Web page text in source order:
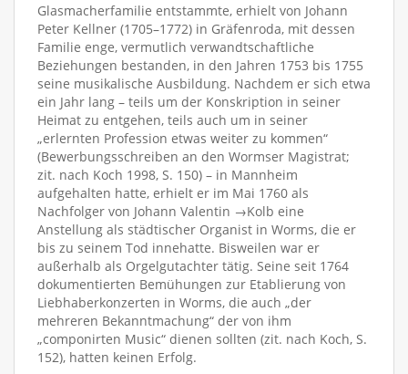
Glasmacherfamilie entstammte, erhielt von Johann
Peter Kellner (1705–1772) in Gräfenroda, mit dessen
Familie enge, vermutlich verwandtschaftliche
Beziehungen bestanden, in den Jahren 1753 bis 1755
seine musikalische Ausbildung. Nachdem er sich etwa
ein Jahr lang – teils um der Konskription in seiner
Heimat zu entgehen, teils auch um in seiner
„erlernten Profession etwas weiter zu kommen“
(Bewerbungsschreiben an den Wormser Magistrat;
zit. nach Koch 1998, S. 150) – in Mannheim
aufgehalten hatte, erhielt er im Mai 1760 als
Nachfolger von Johann Valentin →Kolb eine
Anstellung als städtischer Organist in Worms, die er
bis zu seinem Tod innehatte. Bisweilen war er
außerhalb als Orgelgutachter tätig. Seine seit 1764
dokumentierten Bemühungen zur Etablierung von
Liebhaberkonzerten in Worms, die auch „der
mehreren Bekanntmachung“ der von ihm
„componirten Music“ dienen sollten (zit. nach Koch, S.
152), hatten keinen Erfolg.